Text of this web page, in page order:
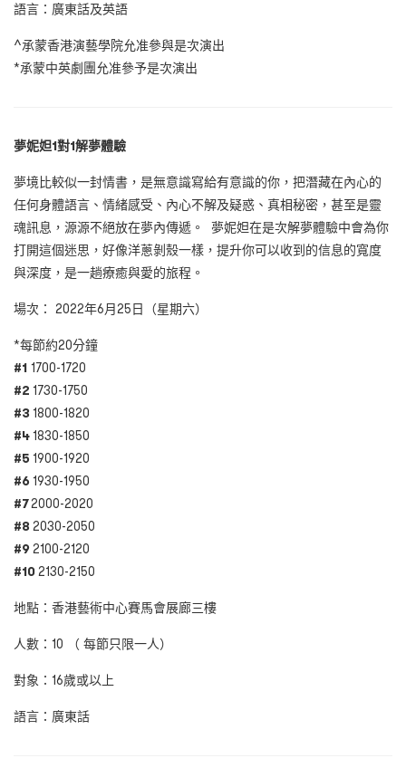
語言：廣東話及英語
^承蒙香港演藝學院允准參與是次演出
*承蒙中英劇團允准參予是次演出
夢妮妲1對1解夢體驗
夢境比較似一封情書，是無意識寫給有意識的你，把潛藏在內心的
任何身體語言、情緒感受、內心不解及疑惑、真相秘密，甚至是靈
魂訊息，源源不絕放在夢內傳遞。 夢妮妲在是次解夢體驗中會為你
打開這個迷思，好像洋蔥剝殼一樣，提升你可以收到的信息的寬度
與深度，是一趟療癒與愛的旅程。
場次： 2022年6月25日（星期六）
*每節約20分鐘
#1 1700-1720
#2 1730-1750
#3 1800-1820
#41830-1850
#5 1900-1920
#6 1930-1950
#72000-2020
#8 2030-2050
#9 2100-2120
#102130-2150
地點：香港藝術中心賽馬會展廊三樓
人數：10 （ 每節只限一人）
對象：16歲或以上
語言：廣東話